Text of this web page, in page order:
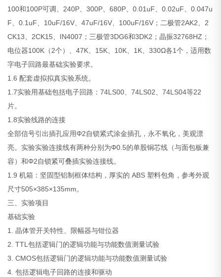
100和100P可调、240P、300P、680P、0.01uF、0.02uF、0.047u
F、0.1uF、10uF/16V、47uF/16V、100uF/16V；二极管2AK2、2
CK13、2CK15、IN4007；三极管3DG6和3DK2；晶振32768HZ；
电位器100K（2个）、47K、15K、10K、1K、330Ω各1个，适用数
字电子回路最基础实验要求。
1.6 配套虚拟拟真实验系统。
1.7实验用基础包括电子回路：74LS00、74LS02、74LS04等22
片。
1.8实验线路的连接
全部信号引出插孔应用Φ2自锁紧式涂金插孔，永不氧化，美观漂
亮。实验实验连接线有两种分别为Φ0.5的单股铜芯线（与面包板兼
容）和Φ2自锁紧可叠插实验连接线。
1.9 机箱：坚固型铝制框体结构，厚实的 ABS 塑料包角，参考外观
尺寸505×385×135mm。
三、实验项目
基础实验
1. 晶体管开关特性、限幅器与钳位器
2. TTL包括逻辑门的逻辑功能与功能数值测量试验
3. CMOS包括逻辑门的逻辑功能与功能数值测量试验
4. 包括逻辑电子回路的连接和驱动